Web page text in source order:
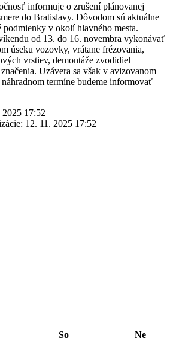
informuje o zrušení plánovanej
do Bratislavy. Dôvodom sú aktuálne
v okolí hlavného mesta.
od 13. do 16. novembra vykonávať
úseku vozovky, vrátane frézovania,
vrstiev, demontáže zvodidiel
Uzávera sa však v avizovanom
termíne budeme informovať
2025 17:52
12. 11. 2025 17:52
So
Ne